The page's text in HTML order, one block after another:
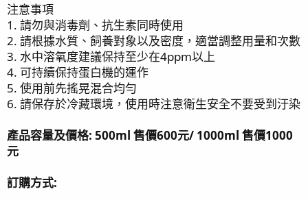
注意事項
1. 請勿與消毒劑、抗生素同時使用
2. 請根據水質、飼養對象以及密度，適當調整用量和次數
3. 水中溶氧度建議保持至少在4ppm以上
4. 可持續保持蛋白機的運作
5. 使用前先搖晃混合均勻
6. 請保存於冷藏環境，使用時注意衛生安全不要受到汙染
產品容量及價格: 500ml 售價600元/ 1000ml 售價1000
元
訂購方式: